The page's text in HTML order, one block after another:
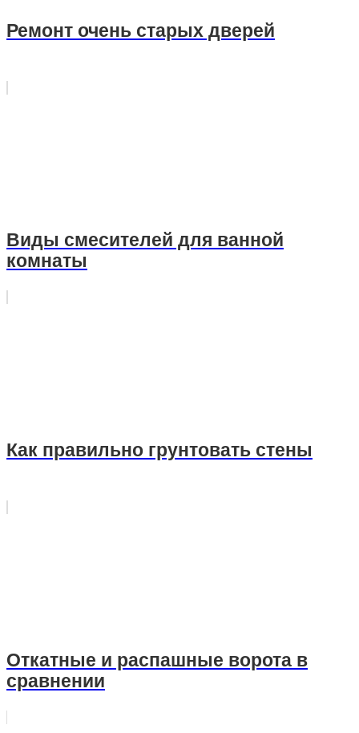
Ремонт очень старых дверей
Виды смесителей для ванной
комнаты
Как правильно грунтовать стены
Откатные и распашные ворота в
сравнении